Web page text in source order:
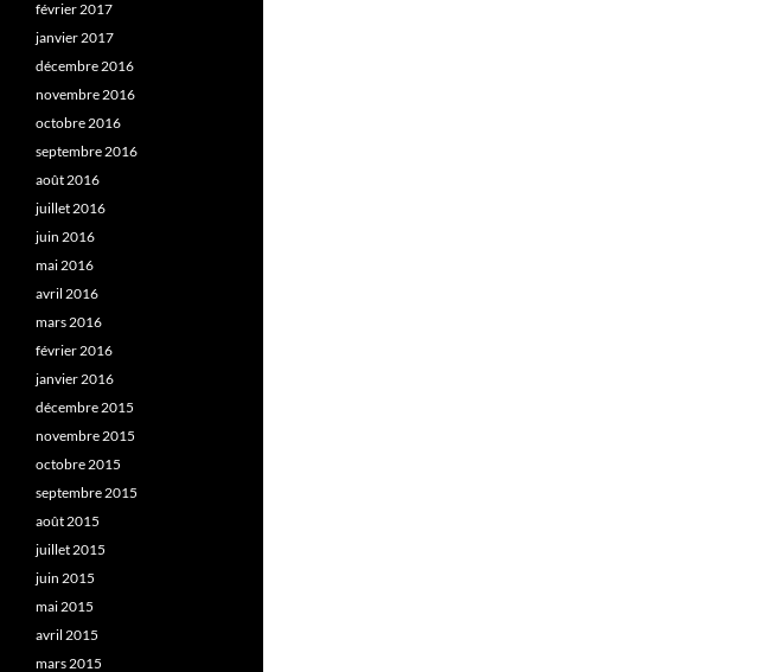
février 2017
janvier 2017
décembre 2016
novembre 2016
octobre 2016
septembre 2016
août 2016
juillet 2016
juin 2016
mai 2016
avril 2016
mars 2016
février 2016
janvier 2016
décembre 2015
novembre 2015
octobre 2015
septembre 2015
août 2015
juillet 2015
juin 2015
mai 2015
avril 2015
mars 2015